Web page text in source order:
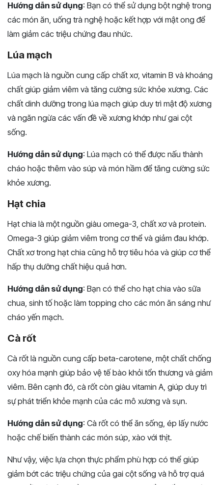
Hướng dẫn sử dụng: Bạn có thể sử dụng bột nghệ trong
các món ăn, uống trà nghệ hoặc kết hợp với mật ong để
làm giảm các triệu chứng đau nhức.
Lúa mạch
Lúa mạch là nguồn cung cấp chất xơ, vitamin B và khoáng
chất giúp giảm viêm và tăng cường sức khỏe xương. Các
chất dinh dưỡng trong lúa mạch giúp duy trì mật độ xương
và ngăn ngừa các vấn đề về xương khớp như gai cột
sống.
Hướng dẫn sử dụng: Lúa mạch có thể được nấu thành
cháo hoặc thêm vào súp và món hầm để tăng cường sức
khỏe xương.
Hạt chia
Hạt chia là một nguồn giàu omega-3, chất xơ và protein.
Omega-3 giúp giảm viêm trong cơ thể và giảm đau khớp.
Chất xơ trong hạt chia cũng hỗ trợ tiêu hóa và giúp cơ thể
hấp thụ dưỡng chất hiệu quả hơn.
Hướng dẫn sử dụng: Bạn có thể cho hạt chia vào sữa
chua, sinh tố hoặc làm topping cho các món ăn sáng như
cháo yến mạch.
Cà rốt
Cà rốt là nguồn cung cấp beta-carotene, một chất chống
oxy hóa mạnh giúp bảo vệ tế bào khỏi tổn thương và giảm
viêm. Bên cạnh đó, cà rốt còn giàu vitamin A, giúp duy trì
sự phát triển khỏe mạnh của các mô xương và sụn.
Hướng dẫn sử dụng: Cà rốt có thể ăn sống, ép lấy nước
hoặc chế biến thành các món súp, xào với thịt.
Như vậy, việc lựa chọn thực phẩm phù hợp có thể giúp
giảm bớt các triệu chứng của gai cột sống và hỗ trợ quá